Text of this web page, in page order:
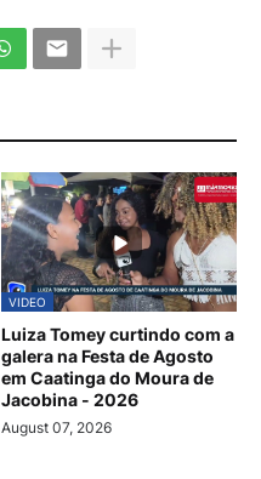
VIDEO
Luiza Tomey curtindo com a
galera na Festa de Agosto
em Caatinga do Moura de
Jacobina - 2026
August 07, 2026